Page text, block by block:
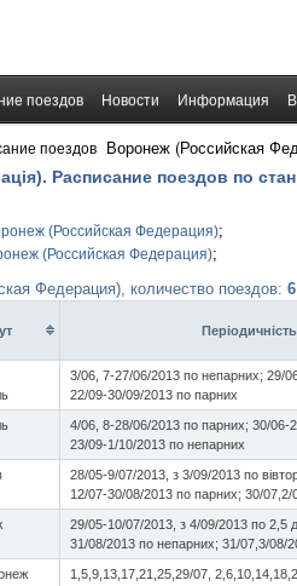
поездов Новости Информация
поездов Воронеж (Российская
Расписание поездов по
(Российская Федерация);
(Российская Федерация);
Федерация), количество поездов: 6
Перiодичнiсть
3/06, 7-27/06/2013 по непарних; 29/
22/09-30/09/2013 по парних
4/06, 8-28/06/2013 по парних; 30/06-
23/09-1/10/2013 по непарних
28/05-9/07/2013, з 3/09/2013 по
12/07-30/08/2013 по парних; 30/07,2/
29/05-10/07/2013, з 4/09/2013 по 2,5
31/08/2013 по непарних; 31/07,3/08/
1,5,9,13,17,21,25,29/07,